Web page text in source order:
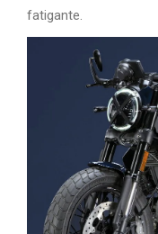
fatigante.